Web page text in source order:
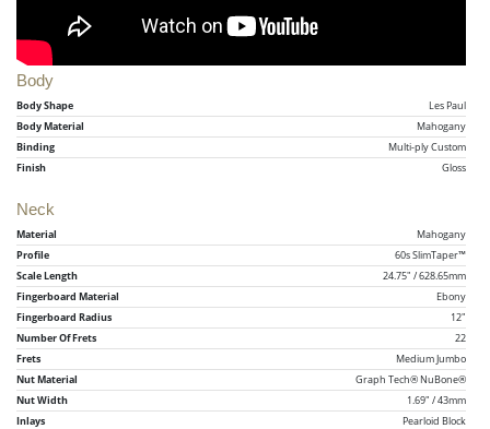
Body
Body Shape
Les Paul
Body Material
Mahogany
Binding
Multi-ply Custom
Finish
Gloss
Neck
Material
Mahogany
Profile
60s SlimTaper™
Scale Length
24.75" / 628.65mm
Fingerboard Material
Ebony
Fingerboard Radius
12"
Number Of Frets
22
Frets
Medium Jumbo
Nut Material
Graph Tech® NuBone®
Nut Width
1.69" / 43mm
Inlays
Pearloid Block